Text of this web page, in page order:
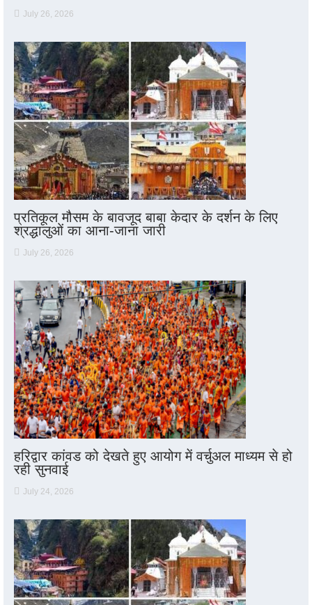
July 26, 2026
प्रतिकूल मौसम के बावजूद बाबा केदार के दर्शन के लिए
श्रद्धालुओं का आना-जाना जारी
July 26, 2026
हरिद्वार कांवड को देखते हुए आयोग में वर्चुअल माध्यम से हो
रही सुनवाई
July 24, 2026